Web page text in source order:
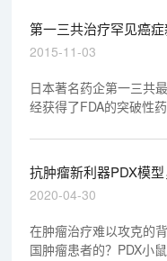
第一三共治疗罕见癌
2015-11-03
日本著名药企第一三共
经获得了FDA的突破性
抗肿瘤新利器PDX模
2020-04-30
在肿瘤治疗难以攻克的
国肿瘤患者的？PDX小